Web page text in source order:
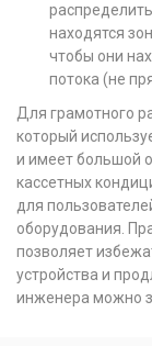
находятся
чтобы они
потока (не
Для грамотного
который
и имеет большой
кассетных
для
оборудования.
позволяет
устройства и
инженера можно